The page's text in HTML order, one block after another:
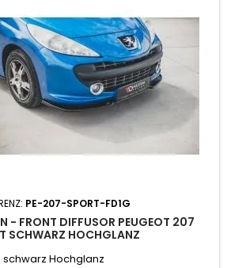
PE-207-SPORT-FD1G
- FRONT DIFFUSOR PEUGEOT 207
SCHWARZ HOCHGLANZ
schwarz Hochglanz